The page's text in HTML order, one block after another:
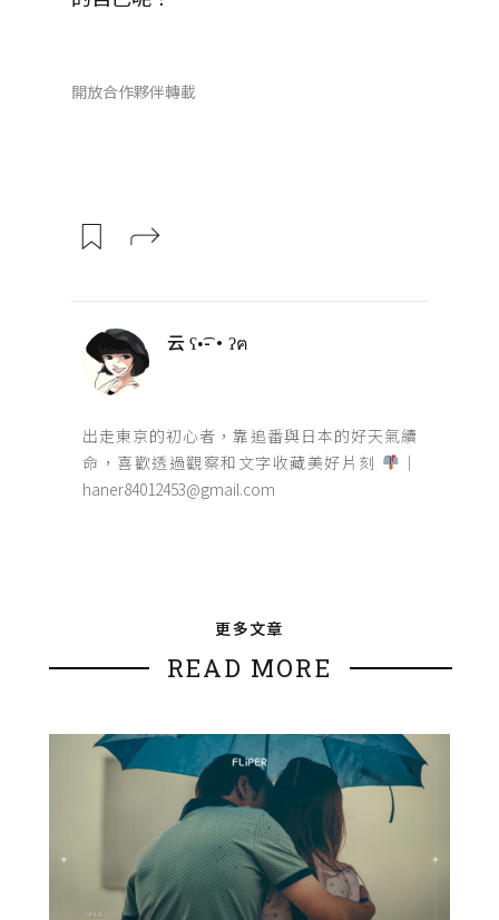
開放合作夥伴轉載
云 ʕ•͡-•ʔฅ
出走東京的初心者，靠追番與日本的好天氣續
命，喜歡透過觀察和文字收藏美好片刻
｜
haner84012453@gmail.com
更多文章
READ MORE